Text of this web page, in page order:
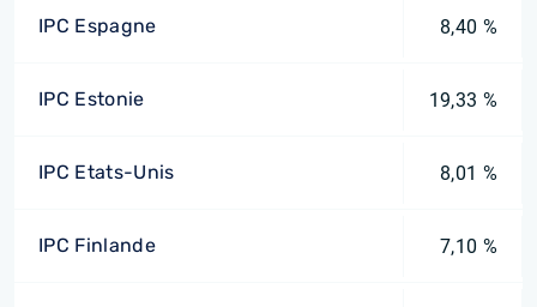
IPC Espagne 8,40 %
IPC Estonie 19,33 %
IPC Etats-Unis 8,01 %
IPC Finlande 7,10 %